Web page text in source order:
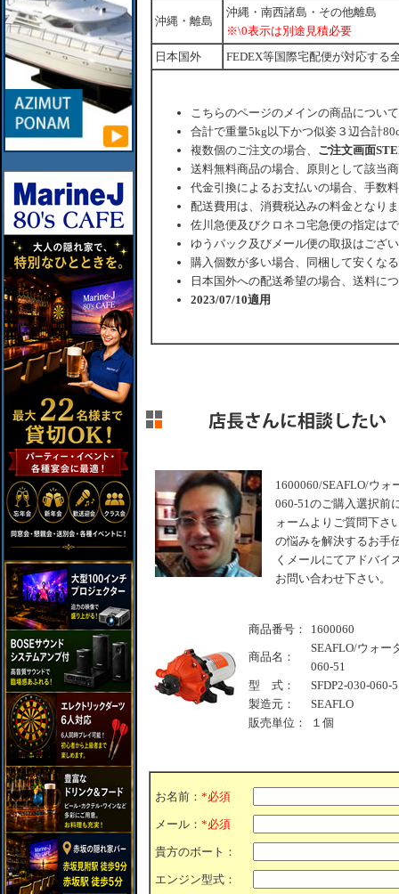
沖縄・離島
沖縄・南西諸島・その他離島
※\0表示は別途見積必要
日本国外
FEDEX等国際宅配便が対応する
こちらのページのメインの商品につい
合計で重量5kg以下かつ似姿３辺合計
複数個のご注文の場合、 ご注文画面
送料無料商品の場合、原則として該当
代金引換によるお支払いの場合、手数
配送費用は、消費税込みの料金となり
佐川急便及びクロネコ宅急便の指定は
ゆうパック及びメール便の取扱はござ
購入個数が多い場合、同梱して安くな
日本国外への配送希望の場合、送料に
2023/07/10適用
1600060/SEAFLO/ウォ
060-51のご購入選択前
ォームよりご質問下さ
の悩みを解決するお手
くメールにてアドバイ
お問い合わせ下さい。
商品番号： 1600060
商品名：
SEAFLO/ウォー
060-51
型 式：
SFDP2-030-060-
製造元：
SEAFLO
販売単位：
１個
お名前： *必須
メール： *必須
貴方のボート：
エンジン型式：